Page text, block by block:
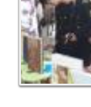
виставку